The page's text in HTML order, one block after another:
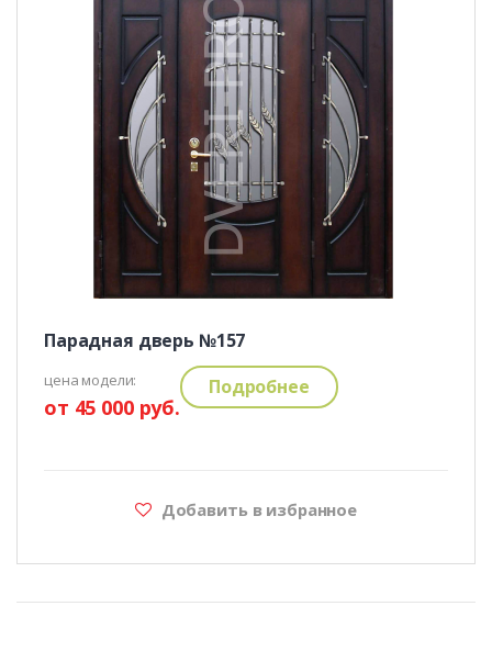
Парадная дверь №157
цена модели:
от 45 000 руб.
Подробнее
Добавить в избранное